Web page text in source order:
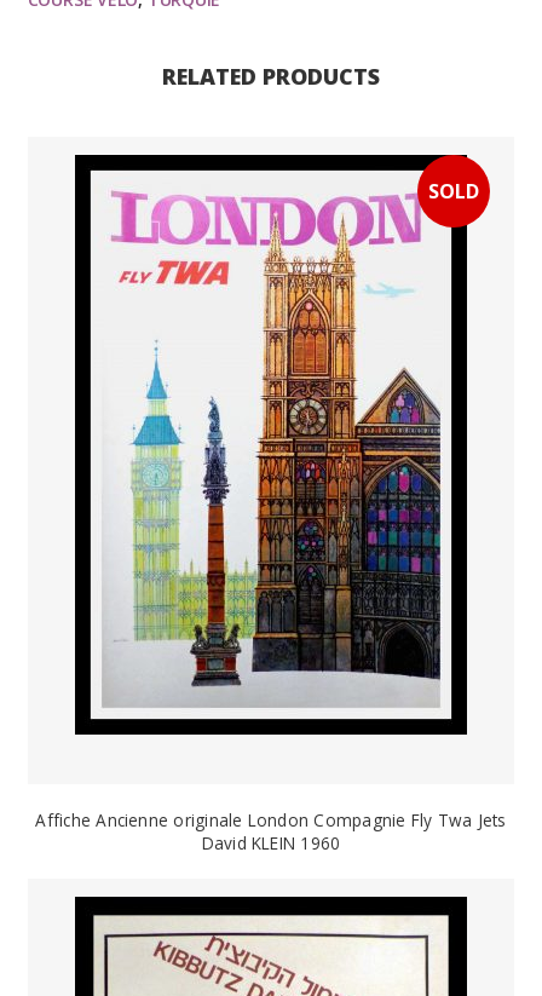
RELATED PRODUCTS
SOLD
Affiche Ancienne originale London Compagnie Fly Twa Jets
David KLEIN 1960